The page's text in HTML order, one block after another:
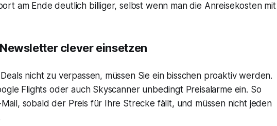
am Ende deutlich billiger, selbst wenn man die Anreisekosten mit
clever einsetzen
nicht zu verpassen, müssen Sie ein bisschen proaktiv werden.
Flights oder auch Skyscanner unbedingt Preisalarme ein. So
Mail, sobald der Preis für Ihre Strecke fällt, und müssen nicht jeden